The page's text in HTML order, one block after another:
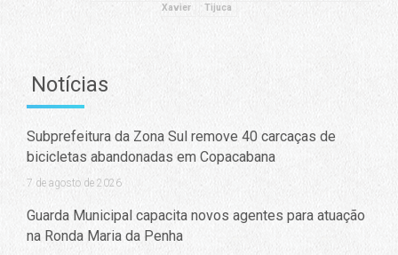
Xavier
Tijuca
Notícias
Subprefeitura da Zona Sul remove 40 carcaças de
bicicletas abandonadas em Copacabana
7 de agosto de 2026
Guarda Municipal capacita novos agentes para atuação
na Ronda Maria da Penha